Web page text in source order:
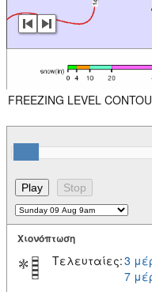
FREEZING LEVEL
Χιονόπτωση
Τελευταίες:3
7